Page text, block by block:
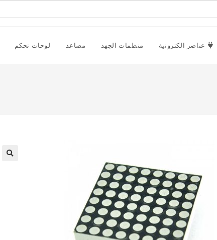
عناصر الكترونية منظمات الجهد مصاعد لوحات تحكم